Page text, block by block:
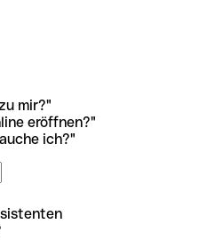
mir?"
eröffnen?"
ich?"